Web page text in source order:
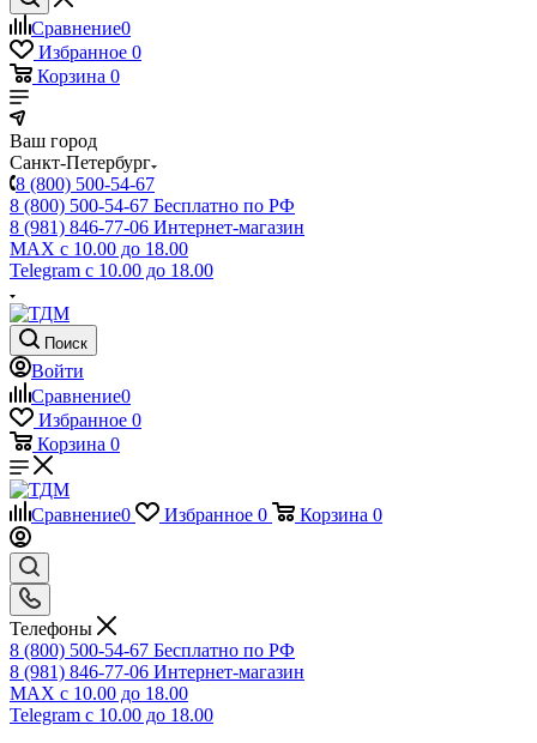
Сравнение0
Избранное 0
Корзина 0
Ваш город
Санкт-Петербург
8 (800) 500-54-67
8 (800) 500-54-67 Бесплатно по РФ
8 (981) 846-77-06 Интернет-магазин
MAX с 10.00 до 18.00
Telegram с 10.00 до 18.00
Поиск
Войти
Сравнение0
Избранное 0
Корзина 0
Сравнение0 Избранное 0 Корзина 0
Телефоны
8 (800) 500-54-67 Бесплатно по РФ
8 (981) 846-77-06 Интернет-магазин
MAX с 10.00 до 18.00
Telegram с 10.00 до 18.00